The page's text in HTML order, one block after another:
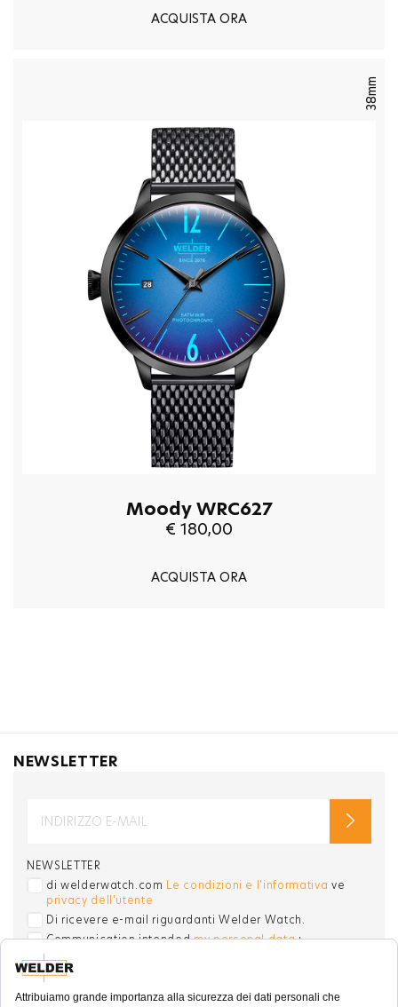
ACQUISTA ORA
38mm
Moody WRC627
€ 180,00
ACQUISTA ORA
NEWSLETTER
NEWSLETTER
di welderwatch.com Le condizioni e l'informativa ve
privacy dell'utente
Di ricevere e-mail riguardanti Welder Watch.
Communication intendedmy personal dataı